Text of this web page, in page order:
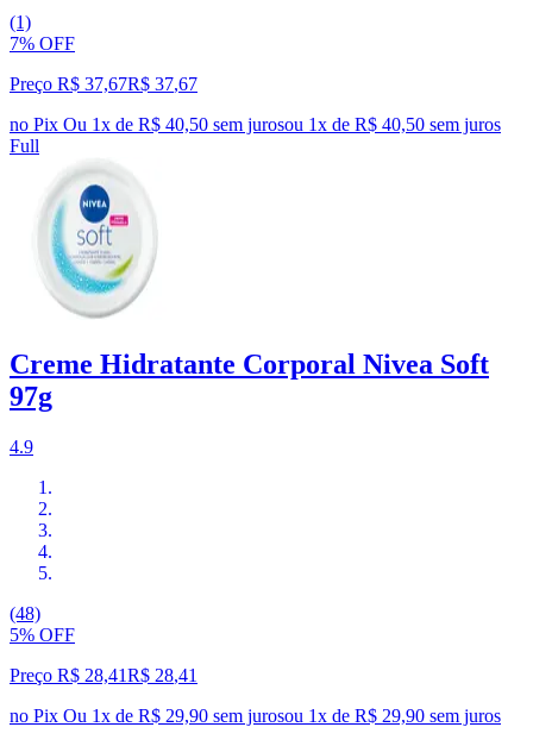
(1)
7% OFF
Preço R$ 37,67R$ 37,67
no Pix Ou 1x de R$ 40,50 sem jurosou 1x de R$ 40,50 sem juros
Full
Creme Hidratante Corporal Nivea Soft
97g
4.9
(48)
5% OFF
Preço R$ 28,41R$ 28,41
no Pix Ou 1x de R$ 29,90 sem jurosou 1x de R$ 29,90 sem juros